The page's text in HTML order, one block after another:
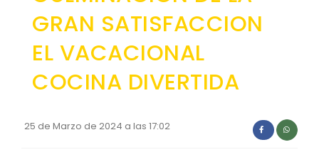
GRAN SATISFACCION
EL VACACIONAL
COCINA DIVERTIDA
25 de Marzo de 2024 a las 17:02